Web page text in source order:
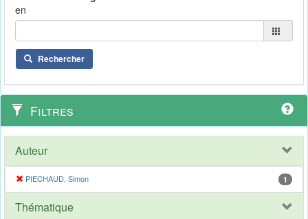
en
Rechercher
Filtres
Auteur
PIECHAUD, Simon 1
Thématique